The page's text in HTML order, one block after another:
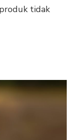
tidak